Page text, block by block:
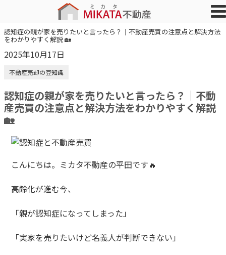
認知症の親が家を売りたいと言ったら？｜不動産売買の注意点と解決方法
をわかりやすく解説 🏡
2025年10月17日
不動産売却の豆知識
認知症の親が家を売りたいと言ったら？｜不動
産売買の注意点と解決方法をわかりやすく解説
🏡
こんにちは。ミカタ不動産の平田です🔥
高齢化が進む今、
「親が認知症になってしまった」
「実家を売りたいけど名義人が判断できない」